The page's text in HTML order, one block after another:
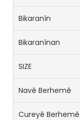
Bikaranîn
Bikaranînan
SIZE
Navê Berhemê
Cureyê Berhemê